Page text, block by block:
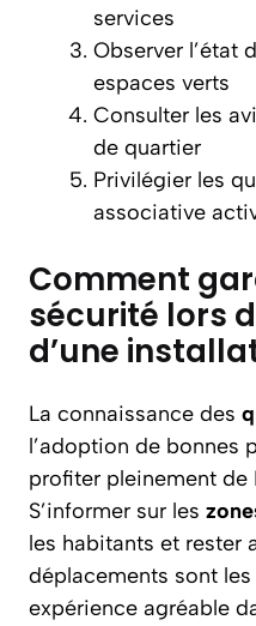
services
Observer l’état
espaces verts
Consulter les
de quartier
Privilégier les
associative
Comment
sécurité lors
d’une
La connaissance des
l’adoption de bonnes
profiter pleinement de
S’informer sur les
les habitants et rester
déplacements sont
expérience agréable